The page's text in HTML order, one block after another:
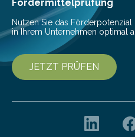
Fördermittelprüfung
Nutzen Sie das Förderpotenzial
in Ihrem Unternehmen optimal
JETZT PRÜFEN